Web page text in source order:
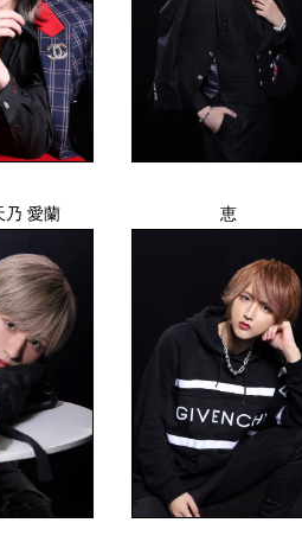
乃 愛蘭 恵